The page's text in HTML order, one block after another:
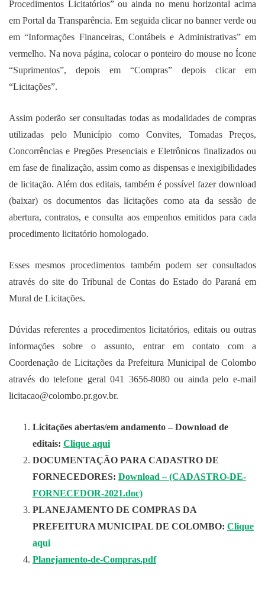
Procedimentos Licitatórios” ou ainda no menu horizontal acima
em Portal da Transparência. Em seguida clicar no banner verde ou
em “Informações Financeiras, Contábeis e Administrativas” em
vermelho. Na nova página, colocar o ponteiro do mouse no Ícone
“Suprimentos”, depois em “Compras” depois clicar em
“Licitações”.
Assim poderão ser consultadas todas as modalidades de compras
utilizadas pelo Município como Convites, Tomadas Preços,
Concorrências e Pregões Presenciais e Eletrônicos finalizados ou
em fase de finalização, assim como as dispensas e inexigibilidades
de licitação. Além dos editais, também é possível fazer download
(baixar) os documentos das licitações como ata da sessão de
abertura, contratos, e consulta aos empenhos emitidos para cada
procedimento licitatório homologado.
Esses mesmos procedimentos também podem ser consultados
através do site do Tribunal de Contas do Estado do Paraná em
Mural de Licitações.
Dúvidas referentes a procedimentos licitatórios, editais ou outras
informações sobre o assunto, entrar em contato com a
Coordenação de Licitações da Prefeitura Municipal de Colombo
através do telefone geral 041 3656-8080 ou ainda pelo e-mail
licitacao@colombo.pr.gov.br.
Licitações abertas/em andamento – Download de
editais: Clique aqui
DOCUMENTAÇÃO PARA CADASTRO DE
FORNECEDORES: Download – (CADASTRO-DE-
FORNECEDOR-2021.doc)
PLANEJAMENTO DE COMPRAS DA
PREFEITURA MUNICIPAL DE COLOMBO: Clique
aqui
Planejamento-de-Compras.pdf